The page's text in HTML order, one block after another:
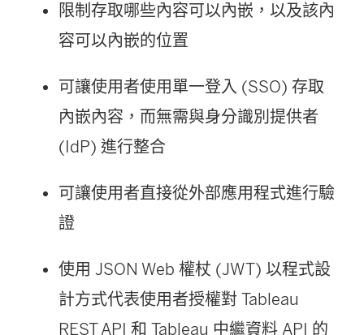
限制存取哪些內容可以內嵌，以及該內
容可以內嵌的位置
可讓使用者使用單一登入 (SSO) 存取
內嵌內容，而無需與身分識別提供者
(IdP) 進行整合
可讓使用者直接從外部應用程式進行驗
證
使用 JSON Web 權杖 (JWT) 以程式設
計方式代表使用者授權對 Tableau
REST API 和 Tableau 中繼資料 API 的